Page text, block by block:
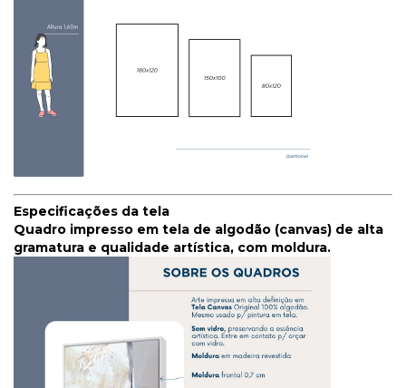
Especificações da tela
Quadro impresso em tela de algodão (canvas) de alta
gramatura e qualidade artística, com moldura.